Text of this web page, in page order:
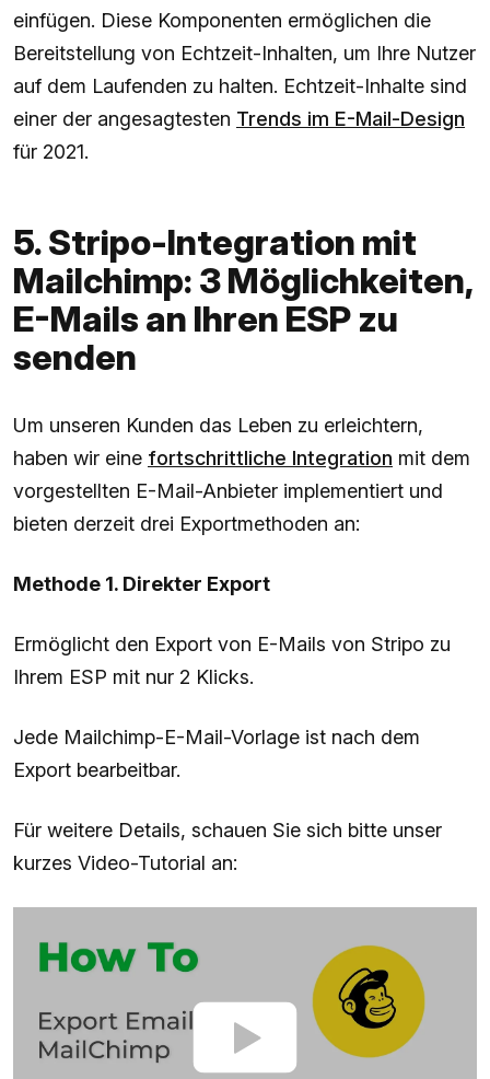
einfügen. Diese Komponenten ermöglichen die
Bereitstellung von Echtzeit-Inhalten, um Ihre Nutzer
auf dem Laufenden zu halten. Echtzeit-Inhalte sind
einer der angesagtesten Trends im E-Mail-Design
für 2021.
5. Stripo-Integration mit
Mailchimp: 3 Möglichkeiten,
E-Mails an Ihren ESP zu
senden
Um unseren Kunden das Leben zu erleichtern,
haben wir eine fortschrittliche Integration mit dem
vorgestellten E-Mail-Anbieter implementiert und
bieten derzeit drei Exportmethoden an:
Methode 1. Direkter Export
Ermöglicht den Export von E-Mails von Stripo zu
Ihrem ESP mit nur 2 Klicks.
Jede Mailchimp-E-Mail-Vorlage ist nach dem
Export bearbeitbar.
Für weitere Details, schauen Sie sich bitte unser
kurzes Video-Tutorial an: